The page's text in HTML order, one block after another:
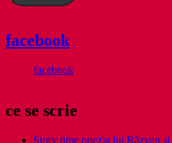
facebook
facebook
ce se scrie
Story time poezia lui Răzvan